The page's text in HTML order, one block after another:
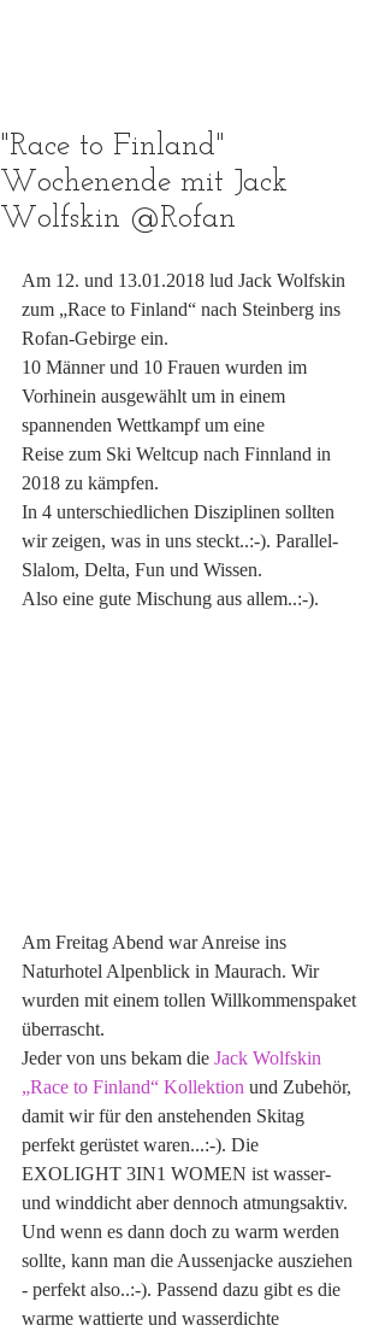
"Race to Finland"
Wochenende mit Jack
Wolfskin @Rofan
Am 12. und 13.01.2018 lud Jack Wolfskin
zum „Race to Finland“ nach Steinberg ins
Rofan-Gebirge ein.
10 Männer und 10 Frauen wurden im
Vorhinein ausgewählt um in einem
spannenden Wettkampf um eine
Reise zum Ski Weltcup nach Finnland in
2018 zu kämpfen.
In 4 unterschiedlichen Disziplinen sollten
wir zeigen, was in uns steckt..:-). Parallel-
Slalom, Delta, Fun und Wissen.
Also eine gute Mischung aus allem..:-).
Am Freitag Abend war Anreise ins
Naturhotel Alpenblick in Maurach. Wir
wurden mit einem tollen Willkommenspaket
überrascht.
Jeder von uns bekam die Jack Wolfskin
„Race to Finland“ Kollektion und Zubehör,
damit wir für den anstehenden Skitag
perfekt gerüstet waren...:-). Die
EXOLIGHT 3IN1 WOMEN ist wasser-
und winddicht aber dennoch atmungsaktiv.
Und wenn es dann doch zu warm werden
sollte, kann man die Aussenjacke ausziehen
- perfekt also..:-). Passend dazu gibt es die
warme wattierte und wasserdichte